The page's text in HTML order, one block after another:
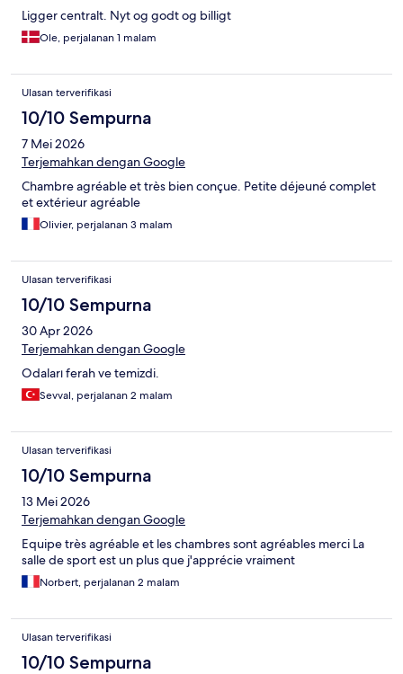
Ligger centralt. Nyt og godt og billigt
Ole, perjalanan 1 malam
Ulasan terverifikasi
10/10 Sempurna
7 Mei 2026
Terjemahkan dengan Google
Chambre agréable et très bien conçue. Petite déjeuné complet
et extérieur agréable
Olivier, perjalanan 3 malam
Ulasan terverifikasi
10/10 Sempurna
30 Apr 2026
Terjemahkan dengan Google
Odaları ferah ve temizdi.
Sevval, perjalanan 2 malam
Ulasan terverifikasi
10/10 Sempurna
13 Mei 2026
Terjemahkan dengan Google
Equipe très agréable et les chambres sont agréables merci La
salle de sport est un plus que j'apprécie vraiment
Norbert, perjalanan 2 malam
Ulasan terverifikasi
10/10 Sempurna